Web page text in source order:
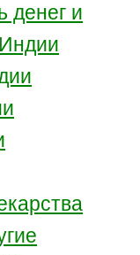
денег и